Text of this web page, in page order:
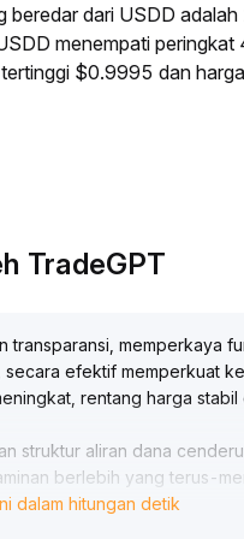
dari USDD
menempati
$0.9995 dan
TradeGPT
transparansi, memperkaya
efektif memperkuat
rentang harga stabil
struktur aliran dana
berlebih yang terus-
secara khusus
memanfaatkan peluang
dalam hitungan detik